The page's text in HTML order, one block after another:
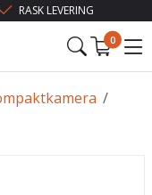
RASK LEVERING
0
/